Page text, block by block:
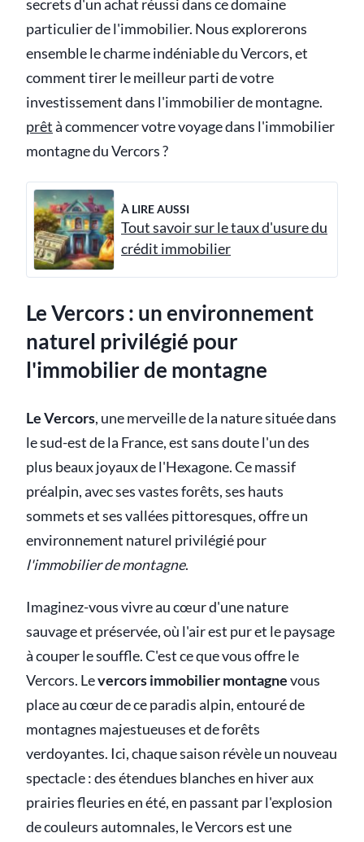
secrets d'un achat réussi dans ce domaine
particulier de l'immobilier. Nous explorerons
ensemble le charme indéniable du Vercors, et
comment tirer le meilleur parti de votre
investissement dans l'immobilier de montagne.
prêtà commencer votre voyage dans l'immobilier
montagne du Vercors ?
À LIRE AUSSI
Tout savoir sur le taux d'usure du
crédit immobilier
Le Vercors : un environnement
naturel privilégié pour
l'immobilier de montagne
Le Vercors, une merveille de la nature située dans
le sud-est de la France, est sans doute l'un des
plus beaux joyaux de l'Hexagone. Ce massif
préalpin, avec ses vastes forêts, ses hauts
sommets et ses vallées pittoresques, offre un
environnement naturel privilégié pour
l'immobilier de montagne.
Imaginez-vous vivre au cœur d'une nature
sauvage et préservée, où l'air est pur et le paysage
à couper le souffle. C'est ce que vous offre le
Vercors. Levercors immobilier montagnevous
place au cœur de ce paradis alpin, entouré de
montagnes majestueuses et de forêts
verdoyantes. Ici, chaque saison révèle un nouveau
spectacle : des étendues blanches en hiver aux
prairies fleuries en été, en passant par l'explosion
de couleurs automnales, le Vercors est une